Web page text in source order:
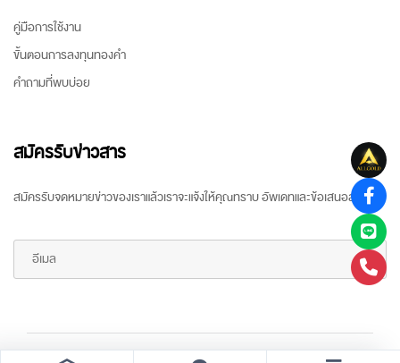
คู่มือการใช้งาน
ขั้นตอนการลงทุนทองคำ
คำถามที่พบบ่อย
สมัครรับข่าวสาร
สมัครรับจดหมายข่าวของเราแล้วเราจะแจ้งให้คุณทราบ อัพเดทและข้อเสนอล่าสุด